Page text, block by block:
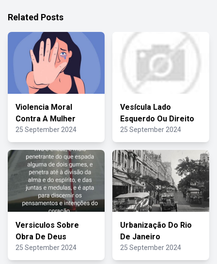
Related Posts
Violencia Moral
Contra A Mulher
25 September 2024
Vesícula Lado
Esquerdo Ou Direito
25 September 2024
Versiculos Sobre
Obra De Deus
25 September 2024
Urbanização Do Rio
De Janeiro
25 September 2024